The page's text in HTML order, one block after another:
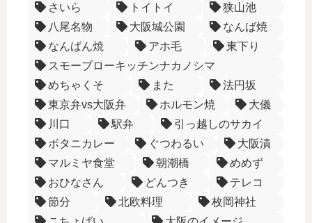
さいら
トイトイ
狭山池
八尾名物
大阪城公園
なんば焼
なんばん焼
アホ毛
東下り
スモーブローキッチンナカノシマ
めちゃくそ
また
法円坂
東京弁vs大阪弁
ホルモン焼
大儀
川口
駅弁
引っ越しのサカイ
ボタニカレー
ぐつわるい
大阪漬
マルミヤ食堂
朝潮橋
めめず
おひなさん
どんつき
テレコ
節分
北欧料理
枚岡神社